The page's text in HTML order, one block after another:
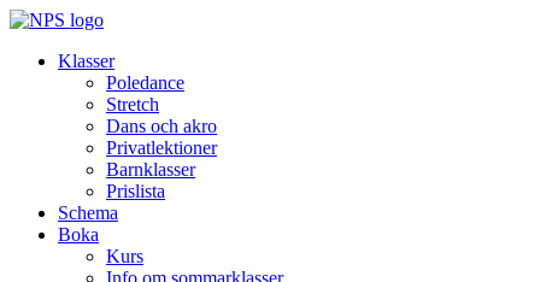
Klasser
Poledance
Stretch
Dans och akro
Privatlektioner
Barnklasser
Prislista
Schema
Boka
Kurs
Info om sommarklasser